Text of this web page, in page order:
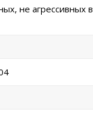
не